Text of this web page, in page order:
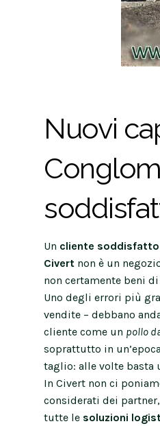
Nuovi
Un cliente soddisfatto
Civert non è un
non certamente beni
Uno degli errori più
vendite – debbano
cliente come un pollo
soprattutto in
taglio: alle volte basta
In Civert non ci
considerati dei
tutte le soluzioni